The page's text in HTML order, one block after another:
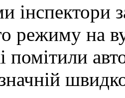
інспектори
режиму на
помітили